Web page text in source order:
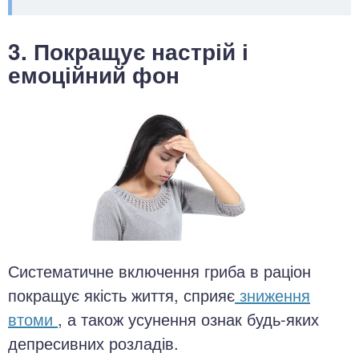
3. Покращує настрій і
емоційний фон
Систематичне включення гриба в раціон
покращує якість життя, сприяє зниження
втоми , а також усунення ознак будь-яких
депресивних розладів.